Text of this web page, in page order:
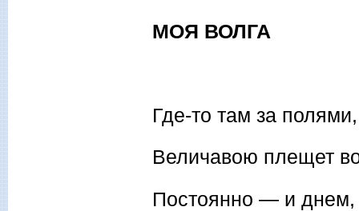
МОЯ ВОЛГА
Где-то там за
Величавою плещет
Постоянно — и